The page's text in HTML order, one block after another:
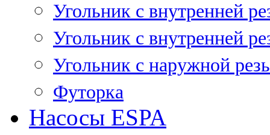
Угольник c внутренней
Угольник с внутренней
Угольник с наружной
Футорка
Насосы ESPA